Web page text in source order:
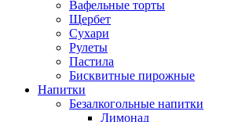
Вафельные торты
Щербет
Сухари
Рулеты
Пастила
Бисквитные пирожные
Напитки
Безалкогольные напитки
Лимонад